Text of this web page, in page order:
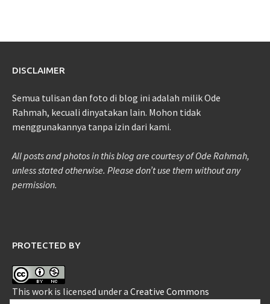
DISCLAIMER
Semua tulisan dan foto di blog ini adalah milik Ode
Rahmah, kecuali dinyatakan lain. Mohon tidak
menggunakannya tanpa izin dari kami.
All posts and photos in this blog are courtesy of Ode Rahmah,
unless stated otherwise. Please don’t use them without any
permission.
PROTECTED BY
This work is licensed under a Creative Commons